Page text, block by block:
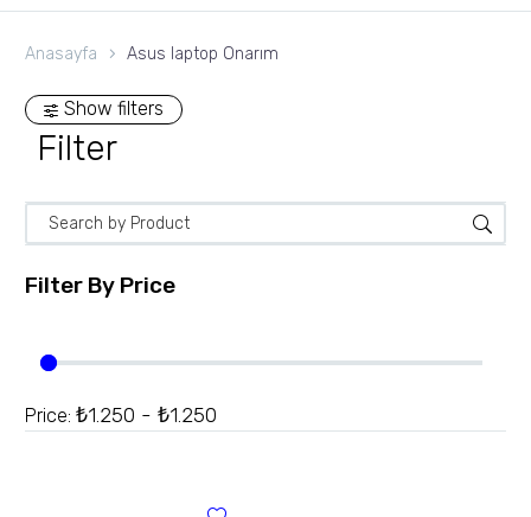
Anasayfa Asus laptop Onarım
Show filters
Filter
Filter By Price
Price: ₺1.250 - ₺1.250